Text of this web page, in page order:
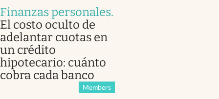
Finanzas personales.
El costo oculto de
adelantar cuotas en
un crédito
hipotecario: cuánto
cobra cada banco
Members